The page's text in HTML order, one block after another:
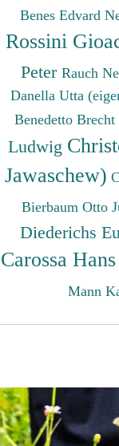
Benes Edvard
Rossini
Peter Rauch
Danella Utta
Benedetto
Ludwig
Jawaschew)
Bierbaum Otto
Diederichs
Carossa Hans
Mann